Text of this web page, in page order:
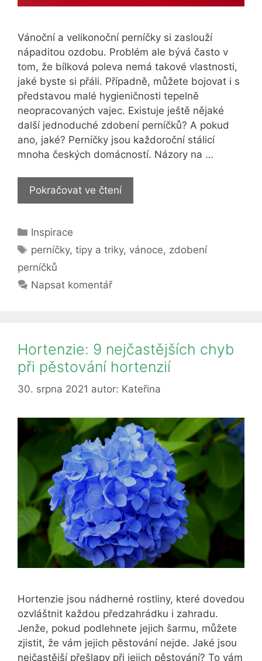
Vánoční a velikonoční perníčky si zaslouží
nápaditou ozdobu. Problém ale bývá často v
tom, že bílková poleva nemá takové vlastnosti,
jaké byste si přáli. Případně, můžete bojovat i s
představou malé hygieničnosti tepelně
neopracovaných vajec. Existuje ještě nějaké
další jednoduché zdobení perníčků? A pokud
ano, jaké? Perníčky jsou každoroční stálicí
mnoha českých domácností. Názory na …
Pokračovat ve čteníJak
zapůsobit
perníčky?
Rubriky
Inspirace
Štítky
perníčky,tipy a triky, vánoce, zdobení
perníčků
Napsat komentář
Hortenzie: 9 nejčastějších chyb
při pěstování hortenzií
30. srpna 2021 autor: Kateřina
Hortenzie jsou nádherné rostliny, které dovedou
ozvláštnit každou předzahrádku i zahradu.
Jenže, pokud podlehnete jejich šarmu, můžete
zjistit, že vám jejich pěstování nejde. Jaké jsou
nejčastější přešlapy při jejich pěstování? To vám